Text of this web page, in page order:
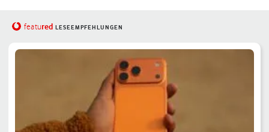
featured LESEEMPFEHLUNGEN